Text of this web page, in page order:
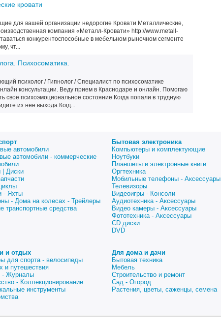
кровати
для вашей организации недорогие Кровати Металлические,
компания «Металл-Кровати» http://www.metall-
конкурентоспособные в мебельном рыночном сегменте
чт...
Психосоматика.
психолог / Гипнолог / Специалист по психосоматике
консультации. Веду прием в Краснодаре и онлайн. Помогаю
свое психоэмоциональное состояние Когда попали в трудную
из нее выхода Когд...
автомобили
автомобили - коммерческие
Диски
- Яхты
- Дома на колесах - Трейлеры
транспортные средства
Бытовая электроника
Компьютеры и комплектующие
Ноутбуки
Планшеты и электронные книги
Оргтехника
Мобильные телефоны - Аксессуары
Телевизоры
Видеоигры - Консоли
Аудиотехника - Аксессуары
Видео камеры - Аксессуары
Фототехника - Аксессуары
CD диски
DVD
и отдых
для спорта - велосипеды
и путешествия
- Журналы
- Коллекционирование
инструменты
Для дома и дачи
Бытовая техника
Мебель
Строительство и ремонт
Сад - Огород
Растения, цветы, саженцы, семена